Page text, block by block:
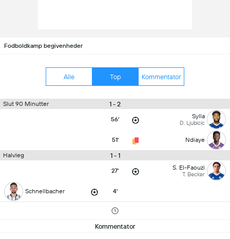
Fodboldkamp begivenheder
Alle Top Kommentator
Slut 90 Minutter 1 - 2
56' Sylla
D. Ljubicic
51' Ndiaye
Halvleg 1 - 1
27' S. El-Faouzi
T. Becker
Schnellbacher 4'
Kommentator